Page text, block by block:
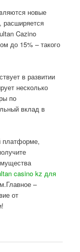
новые
расширяется
Cazino
до 15% – такого
в развитии
несколько
по
вклад в
платформе,
casino kz для
–
от